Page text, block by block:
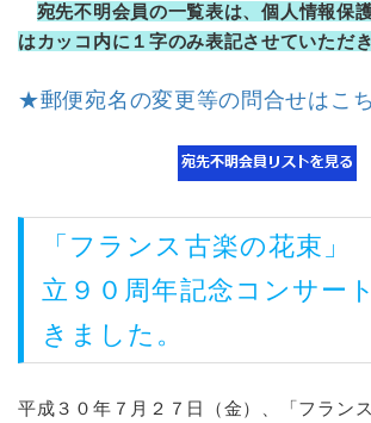
宛先不明会員の一覧表は、個人情報保
はカッコ内に１字のみ表記させていただき
★郵便宛名の変更等の問合せはこ
「フランス古楽の花束
立９０周年記念コンサー
きました。
平成３０年７月２７日（金）、「フラン